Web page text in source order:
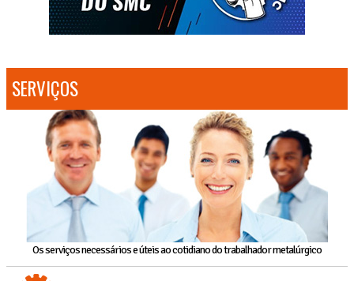
SERVIÇOS
Os serviços necessários e úteis ao cotidiano do trabalhador metalúrgico